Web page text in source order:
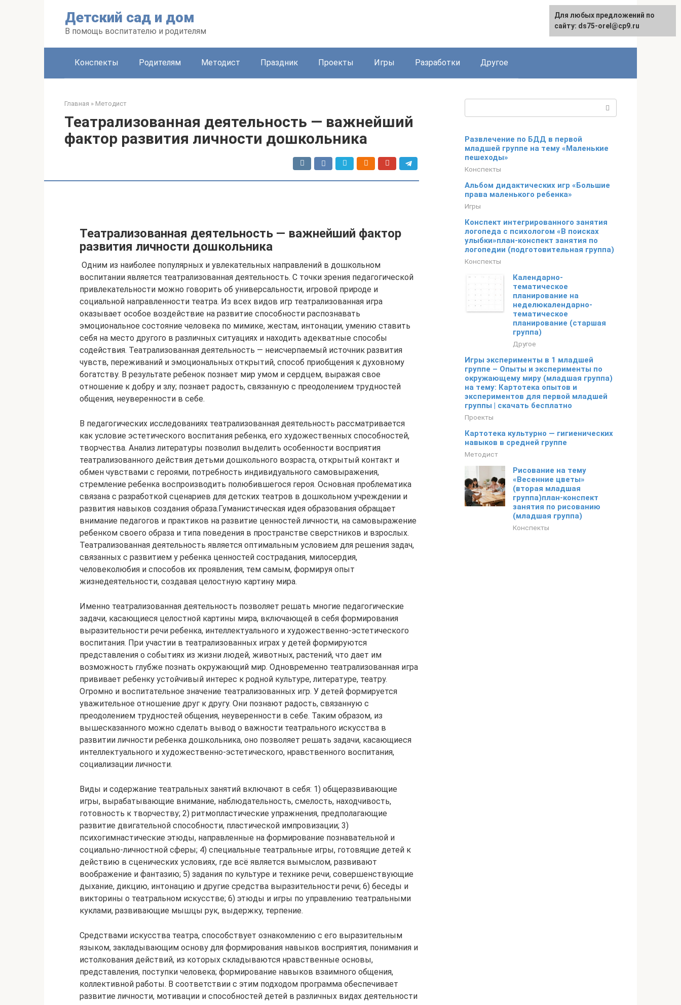
Детский сад и дом
В помощь воспитателю и родителям
Конспекты Родителям Методист Праздник Проекты Игры Разработки Другое
Главная » Методист
Театрализованная деятельность — важнейший
фактор развития личности дошкольника
Театрализованная деятельность — важнейший фактор
развития личности дошкольника
Одним из наиболее популярных и увлекательных направлений в дошкольном
воспитании является театрализованная деятельность. С точки зрения педагогической
привлекательности можно говорить об универсальности, игровой природе и
социальной направленности театра. Из всех видов игр театрализованная игра
оказывает особое воздействие на развитие способности распознавать
эмоциональное состояние человека по мимике, жестам, интонации, умению ставить
себя на место другого в различных ситуациях и находить адекватные способы
содействия. Театрализованная деятельность — неисчерпаемый источник развития
чувств, переживаний и эмоциональных открытий, способ приобщения к духовному
богатству. В результате ребенок познает мир умом и сердцем, выражая свое
отношение к добру и злу; познает радость, связанную с преодолением трудностей
общения, неуверенности в себе.
В педагогических исследованиях театрализованная деятельность рассматривается
как условие эстетического воспитания ребенка, его художественных способностей,
творчества. Анализ литературы позволил выделить особенности восприятия
театрализованного действия детьми дошкольного возраста, открытый контакт и
обмен чувствами с героями, потребность индивидуального самовыражения,
стремление ребенка воспроизводить полюбившегося героя. Основная проблематика
связана с разработкой сценариев для детских театров в дошкольном учреждении и
развития навыков создания образа.Гуманистическая идея образования обращает
внимание педагогов и практиков на развитие ценностей личности, на самовыражение
ребенком своего образа и типа поведения в пространстве сверстников и взрослых.
Театрализованная деятельность является оптимальным условием для решения задач,
связанных с развитием у ребенка ценностей сострадания, милосердия,
человеколюбия и способов их проявления, тем самым, формируя опыт
жизнедеятельности, создавая целостную картину мира.
Именно театрализованная деятельность позволяет решать многие педагогические
задачи, касающиеся целостной картины мира, включающей в себя формирования
выразительности речи ребенка, интеллектуального и художественно-эстетического
воспитания. При участии в театрализованных играх у детей формируются
представления о событиях из жизни людей, животных, растений, что дает им
возможность глубже познать окружающий мир. Одновременно театрализованная игра
прививает ребенку устойчивый интерес к родной культуре, литературе, театру.
Огромно и воспитательное значение театрализованных игр. У детей формируется
уважительное отношение друг к другу. Они познают радость, связанную с
преодолением трудностей общения, неуверенности в себе. Таким образом, из
вышесказанного можно сделать вывод о важности театрального искусства в
развитии личности ребенка дошкольника, оно позволяет решать задачи, касающиеся
интеллектуального и художественно-эстетического, нравственного воспитания,
социализации личности.
Виды и содержание театральных занятий включают в себя: 1) общеразвивающие
игры, вырабатывающие внимание, наблюдательность, смелость, находчивость,
готовность к творчеству; 2) ритмопластические упражнения, предполагающие
развитие двигательной способности, пластической импровизации; 3)
психогимнастические этюды, направленные на формирование познавательной и
социально-личностной сферы; 4) специальные театральные игры, готовящие детей к
действию в сценических условиях, где всё является вымыслом, развивают
воображение и фантазию; 5) задания по культуре и технике речи, совершенствующие
дыхание, дикцию, интонацию и другие средства выразительности речи; 6) беседы и
викторины о театральном искусстве; 6) этюды и игры по управлению театральными
куклами, развивающие мышцы рук, выдержку, терпение.
Средствами искусства театра, способствует ознакомлению с его выразительным
языком, закладывающим основу для формирования навыков восприятия, понимания и
истолкования действий, из которых складываются нравственные основы,
представления, поступки человека; формирование навыков взаимного общения,
коллективной работы. В соответствии с этим подходом программа обеспечивает
развитие личности, мотивации и способностей детей в различных видах деятельности
Развлечение по БДД в первой
младшей группе на тему «Маленькие
пешеходы»
Конспекты
Альбом дидактических игр «Большие
права маленького ребенка»
Игры
Конспект интегрированного занятия
логопеда с психологом «В поисках
улыбки»план-конспект занятия по
логопедии (подготовительная группа)
Конспекты
Календарно-
тематическое
планирование на
неделюкалендарно-
тематическое
планирование (старшая
группа)
Другое
Игры эксперименты в 1 младшей
группе – Опыты и эксперименты по
окружающему миру (младшая группа)
на тему: Картотека опытов и
экспериментов для первой младшей
группы | скачать бесплатно
Проекты
Картотека культурно — гигиенических
навыков в средней группе
Методист
Рисование на тему
«Весенние цветы»
(вторая младшая
группа)план-конспект
занятия по рисованию
(младшая группа)
Конспекты
Для любых предложений по
сайту: ds75-orel@cp9.ru